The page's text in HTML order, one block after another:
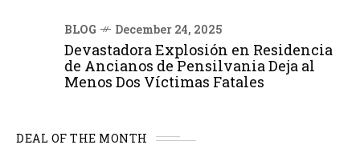
BLOG December 24, 2025
Devastadora Explosión en Residencia
de Ancianos de Pensilvania Deja al
Menos Dos Víctimas Fatales
DEAL OF THE MONTH